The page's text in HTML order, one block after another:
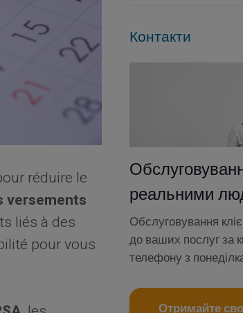
réduire le
versements
liés à des
pour vous
Контакти
реальними
Обслуговування
до ваших послуг за
телефону з
Отримайте